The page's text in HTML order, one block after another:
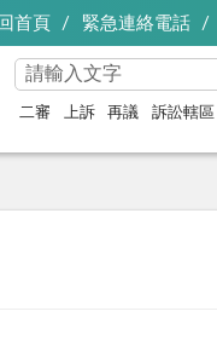
首頁 緊急連絡電話
二審 上訴 再議 訴訟轄區